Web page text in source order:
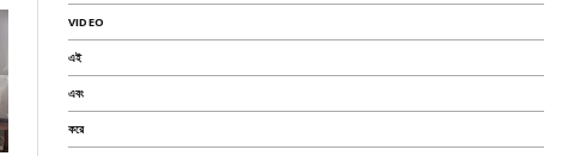
VIDEO
এই
এবং
করে